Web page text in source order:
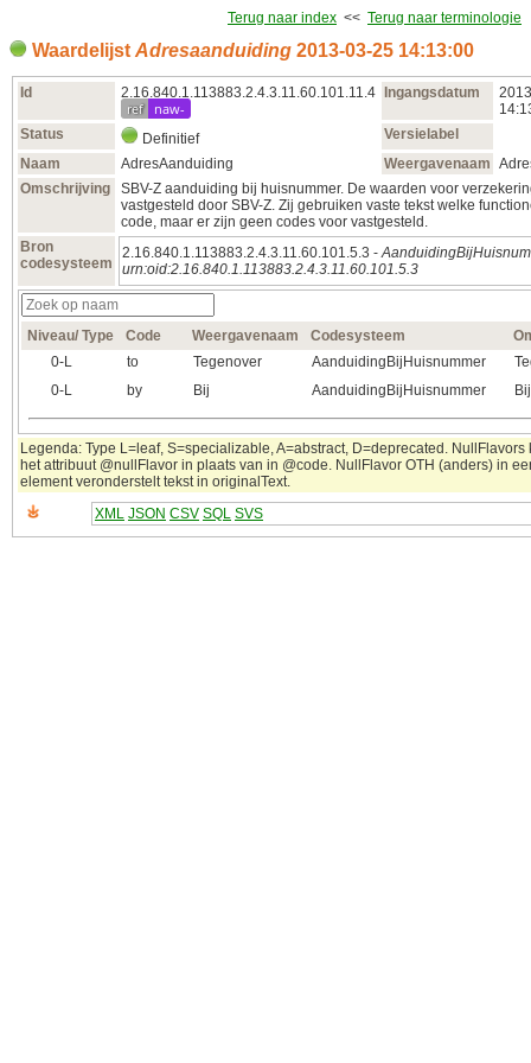
Terug naar index << Terug naar terminologie
Waardelijst Adresaanduiding 2013‑03‑25 14:13:00
Id 2.16.840.1.113883.2.4.3.11.60.101.11.4
ref naw-
Ingangsdatum
Status
Definitief
Versielabel
Naam
AdresAanduiding Weergavenaam
Omschrijving
SBV-Z aanduiding bij huisnummer. De waarden voor
vastgesteld door SBV-Z. Zij gebruiken vaste tekst welke
code, maar er zijn geen codes voor vastgesteld.
Bron
codesysteem
2.16.840.1.113883.2.4.3.11.60.101.5.3 -
urn:oid:2.16.840.1.113883.2.4.3.11.60.101.5.3
Niveau/ Type Code Weergavenaam Codesysteem
0‑L
to Tegenover AanduidingBijHuisnummer
0‑L
by Bij AanduidingBijHuisnummer Bij
Legenda: Type L=leaf, S=specializable, A=abstract, D=deprecated. NullFlavors
het attribuut @nullFlavor in plaats van in @code. NullFlavor OTH (anders) in
element veronderstelt tekst in originalText.
XML JSON CSV SQL SVS